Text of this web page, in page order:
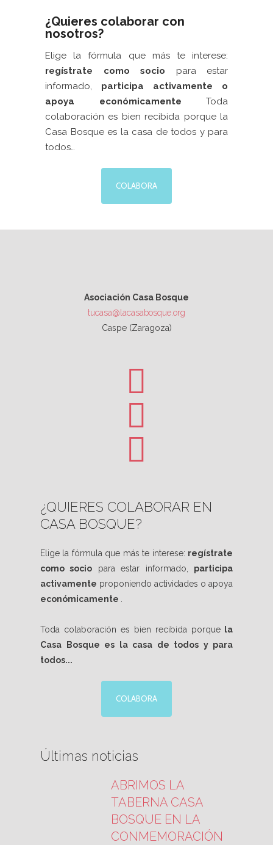
¿Quieres colaborar con
nosotros?
Elige la fórmula que más te interese:
regístrate como socio para estar
informado, participa activamente o
apoya económicamente Toda
colaboración es bien recibida porque la
Casa Bosque es la casa de todos y para
todos…
COLABORA
Asociación Casa Bosque
tucasa@lacasabosque.org
Caspe (Zaragoza)
¿QUIERES COLABORAR EN
CASA BOSQUE?
Elige la fórmula que más te interese: regístrate
como socio para estar informado, participa
activamente proponiendo actividades o apoya
económicamente
Toda colaboración es bien recibida porque la
Casa Bosque es la casa de todos y para
todos...
COLABORA
Últimas noticias
ABRIMOS LA
TABERNA CASA
BOSQUE EN LA
CONMEMORACIÓN